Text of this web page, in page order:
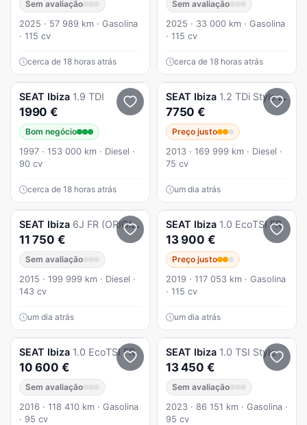
Sem avaliação
2025 · 57 989 km · Gasolina
· 115 cv
cerca de 18 horas atrás
Sem avaliação
2025 · 33 000 km · Gasolina
· 115 cv
cerca de 18 horas atrás
SEAT Ibiza 1.9 TDI
1990 €
Bom negócio
1997 · 153 000 km · Diesel ·
90 cv
cerca de 18 horas atrás
SEAT Ibiza 1.2 TDi Style 165.471km
7750 €
Preço justo
2013 · 169 999 km · Diesel ·
75 cv
um dia atrás
SEAT Ibiza 6J FR (ORIGINAL) 2.0 TDI 143CV VERSÃO 30 ANOS - 5 LUGARES - c/ GARANTIA
11 750 €
Sem avaliação
2015 · 199 999 km · Diesel ·
143 cv
um dia atrás
SEAT Ibiza 1.0 EcoTSI FR
13 900 €
Preço justo
2019 · 117 053 km · Gasolina
· 115 cv
um dia atrás
SEAT Ibiza 1.0 EcoTSI FR
10 600 €
Sem avaliação
2016 · 118 410 km · Gasolina
· 95 cv
SEAT Ibiza 1.0 TSI Style
13 450 €
Sem avaliação
2023 · 86 151 km · Gasolina ·
95 cv